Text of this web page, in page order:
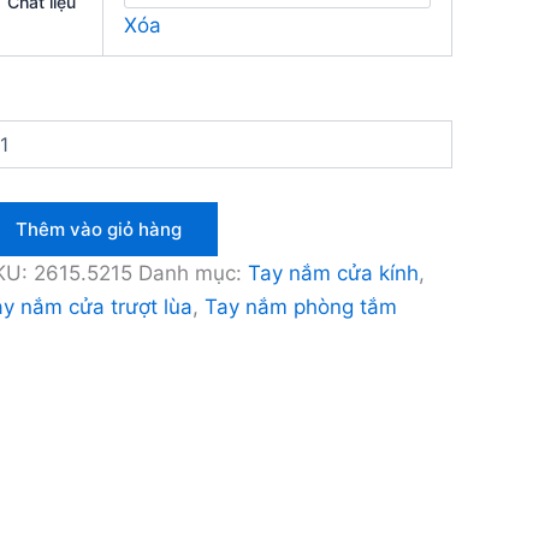
Xóa
Thêm vào giỏ hàng
2615.5215 Danh mục: Tay nắm cửa kính,
nắm cửa trượt lùa, Tay nắm phòng tắm